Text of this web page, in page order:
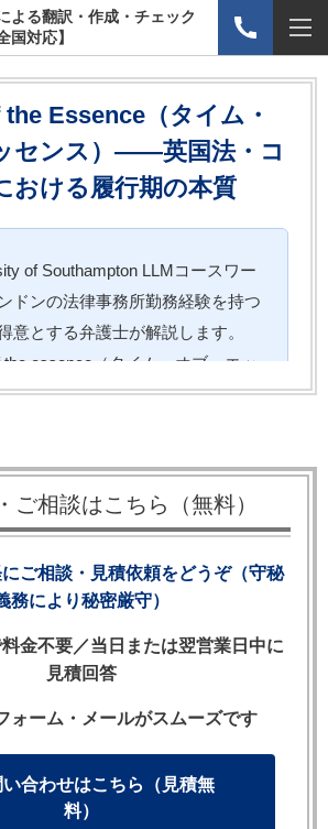
よる翻訳・作成・チェック
国対応】
Essence（タイム・
センス）——英国法・コ
おける履行期の本質
of Southampton LLMコースワー
ドンの法律事務所勤務経験を持つ
意とする弁護士が解説します。
the essence（タイム・オブ・エッ
項（TOE条項）とは，契約の履行
解除権が生じない場合があるた
essenceとは何か
おける履行期の原則
法的効果
現方法と文例
ご相談はこちら（無料）
ご相談・見積依頼をどうぞ（守秘
務により秘密厳守）
金不要／当日または翌営業日中に
見積回答
ォーム・メールがスムーズです
合わせはこちら（見積無
料）